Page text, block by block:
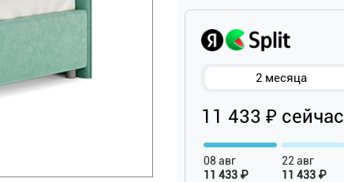
2 месяца
11 433 ₽ сейчас
08 авг
11 433 ₽
22 авг
11 433 ₽